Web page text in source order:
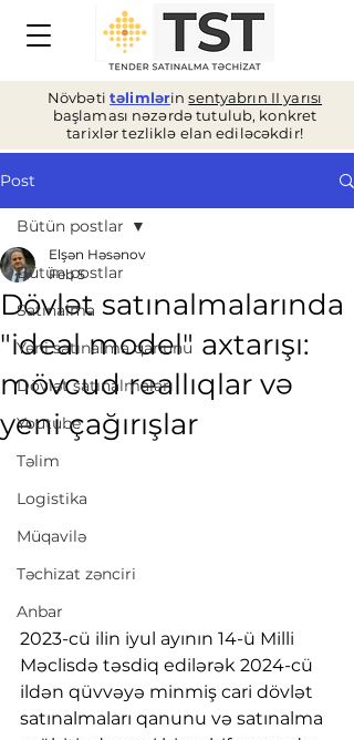
Növbəti təlimlərinsentyabrın II yarısı
başlaması nəzərdə tutulub, konkret
tarixlər tezliklə elan ediləcəkdir!
Post
Bütün postlar
Satınalma
Yeni satınalma qanunu
Dövlət satınalmaları
Youtube
Təlim
Logistika
Müqavilə
Təchizat zənciri
Anbar
Bütün postlar
Dövlət satınalmalarında
"ideal model" axtarışı:
mövcud reallıqlar və
yeni çağırışlar
Elşən Həsənov
Feb 5
2023-cü ilin iyul ayının 14-ü Milli
Məclisdə təsdiq edilərək 2024-cü
ildən qüvvəyə minmiş cari dövlət
satınalmaları qanunu və satınalma